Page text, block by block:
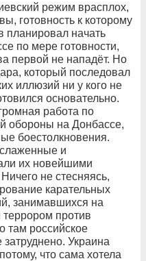
режим врасплох,
готовность к которому
планировал начать
по мере готовности,
первой не нападёт. Но
который последовал
иллюзий ни у кого не
основательно.
работа по
обороны на Донбассе,
боестолкновения.
и
их новейшими
не стесняясь,
карательных
занимавшихся на
против
там российское
Украина
что сама хотела